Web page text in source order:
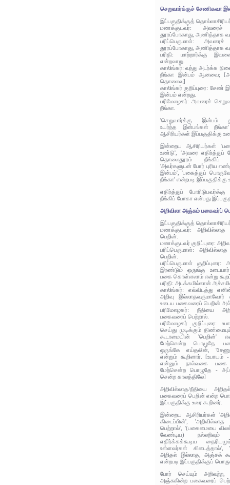
செறுவார்க்குச் சேணிகவா
இப்பகுதிக்குத்
மணக்குடவர்: அவரைச்
தூரப்போகாது, அணித்தாக
பரிப்பெருமாள்:
தூரப்போகாது, அணித்தாக
பரிதி: மாற்றார்க்கு
என்றவாறு.
காலிங்கர்: வந்து அடர்க்க
நீங்கா இன்பம் ஆனவை;
தொலைவு]
காலிங்கர் குறிப்புரை:
இன்பம் என்றது.
பரிமேலழகர்: அவரைச்
நீங்கா.
'செறுவார்க்கு இன்பம்
உயர்ந்த இன்பங்கள்
ஆசிரியர்கள் இப்பகுதிக்கு
இன்றைய ஆசிரியர்கள்
உண்டு', 'அவரை எதிர்த்துப்
தொலைதூரம் நீங்கிப்
'அவர்களுடன் போர் புரிய
இன்பம்', 'பகைத்துப்
நீங்கா' என்றபடி
எதிர்த்துப்
நீங்கிப் போகா என்பது
அறிவிலா அஞ்சும் பகைவர்ப்
இப்பகுதிக்குத்
மணக்குடவர்:
பெறின்.
மணக்குடவர் குறிப்புரை:
பரிப்பெருமாள்:
பெறின்.
பரிப்பெருமாள் குறிப்புரை:
இரண்டும் ஒருங்கு
பகை கொள்ளலாம் என்று
பரிதி: அடக்கமில்லான்
காலிங்கர்: எவ்விடத்து
அறிவு இல்லாதவருமாவோர்
உடைய பகைவரைப் பெறின்
பரிமேலழகர்: நீதியை
பகைவரைப் பெற்றால்.
பரிமேலழகர் குறிப்புரை:
செய்து முடிக்கும்
கூடாமையின் 'பெறின்'
மேற்சென்ற பொழுதே
ஒருங்கே எய்தலின்,
என்றும் கூறினார்.
என்னும் நால்வகை பகை
மேற்சென்ற பொழுதே -
சென்ற காலத்திலே]
அறிவில்லாத/நீதியை
பகைவரைப் பெறின் என்ற
இப்பகுதிக்கு உரை கூறினர்.
இன்றைய ஆசிரியர்கள்
கிடைப்பின்',
பெற்றால்', '(பகைமையை
வேண்டிய)
எதிர்க்கக்கூடிய
உள்ளவர்கள் கிடைத்தால்',
அறிதல் இல்லாத, அஞ்சக்
என்றபடி இப்பகுதிக்குப்
போர் செய்யும் அறிவற்ற,
அஞ்சுகின்ற பகைவரைப்